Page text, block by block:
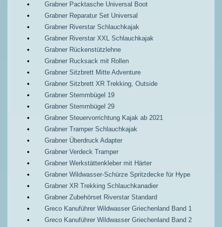
Grabner Packtasche Universal Boot
Grabner Reparatur Set Universal
Grabner Riverstar Schlauchkajak
Grabner Riverstar XXL Schlauchkajak
Grabner Rückenstützlehne
Grabner Rucksack mit Rollen
Grabner Sitzbrett Mitte Adventure
Grabner Sitzbrett XR Trekking, Outside
Grabner Stemmbügel 19
Grabner Stemmbügel 29
Grabner Steuervorrichtung Kajak ab 2021
Grabner Tramper Schlauchkajak
Grabner Überdruck Adapter
Grabner Verdeck Tramper
Grabner Werkstättenkleber mit Härter
Grabner Wildwasser-Schürze Spritzdecke für Hype
Grabner XR Trekking Schlauchkanadier
Grabner Zubehörset Riverstar Standard
Greco Kanuführer Wildwasser Griechenland Band 1
Greco Kanuführer Wildwasser Griechenland Band 2